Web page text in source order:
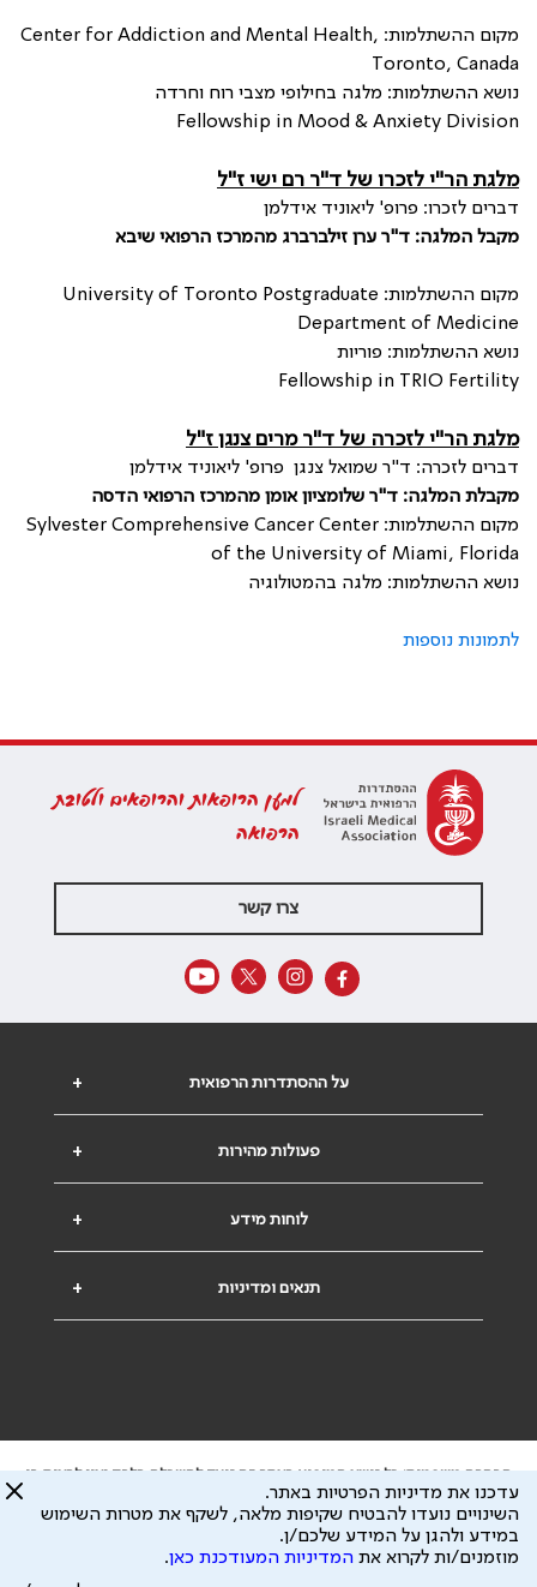
מקום ההשתלמות: Center for Addiction and Mental Health,
Toronto, Canada
נושא ההשתלמות: מלגה בחילופי מצבי רוח וחרדה
Fellowship in Mood & Anxiety Division
מלגת הר"י לזכרו של ד"ר רם ישי ז"ל
דברים לזכרו: פרופ' ליאוניד אידלמן
מקבל המלגה: ד"ר ערן זילברברג מהמרכז הרפואי שיבא
מקום ההשתלמות: University of Toronto Postgraduate
Department of Medicine
נושא ההשתלמות: פוריות
Fellowship in TRIO Fertility
מלגת הר"י לזכרה של ד"ר מרים צנגן ז"ל
דברים לזכרה: ד"ר שמואל צנגן פרופ' ליאוניד אידלמן
מקבלת המלגה: ד"ר שלומציון אומן מהמרכז הרפואי הדסה
מקום ההשתלמות: Sylvester Comprehensive Cancer Center
of the University of Miami, Florida
נושא ההשתלמות: מלגה בהמטולוגיה
לתמונות נוספות
למען הרופאות והרופאים ולטובת
הרפואה
צרו קשר
+ על ההסתדרות הרפואית
+ פעולות מהירות
+ לוחות מידע
+ תנאים ומדיניות
הבהרה משפטית: כל נושא המופיע באתר זה נועד להשכלה בלבד ואין לראות בו
ייעוץ רפואי או משפטי. אין הר"י אחראית לתוכן המתפרסם באתר זה ולכל נזק
שעלול להיגרם.
ידוע לי שהר"י אוספת ושומרת מידע אישי לצורך מתן השרות וכי חלק ממנו עשוי
להיות מועבר לצדדים שלישיים, הכל בכפוף ל מדיניות הפרטיות
כל הזכויות על המידע באתר שייכות להסתדרות הרפואית בישראל.
עדכנו את מדיניות הפרטיות באתר.
השינויים נועדו להבטיח שקיפות מלאה, לשקף את מטרות השימוש
במידע ולהגן על המידע שלכם/ן.
מוזמנים/ות לקרוא את המדיניות המעודכנת כאן.